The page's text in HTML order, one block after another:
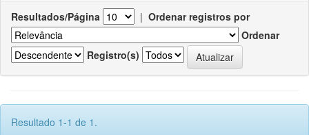
Resultados/Página | Ordenar registros por
Ordenar
Registro(s)
Resultado 1-1 de 1.